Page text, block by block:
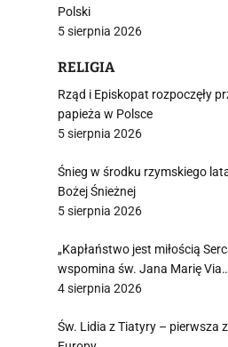
Polski
5 sierpnia 2026
RELIGIA
Rząd i Episkopat rozpoczęły
papieża w Polsce
5 sierpnia 2026
Śnieg w środku rzymskiego
Bożej Śnieżnej
5 sierpnia 2026
„Kapłaństwo jest miłością
wspomina św. Jana Marię Via…
4 sierpnia 2026
Św. Lidia z Tiatyry – pierwsza